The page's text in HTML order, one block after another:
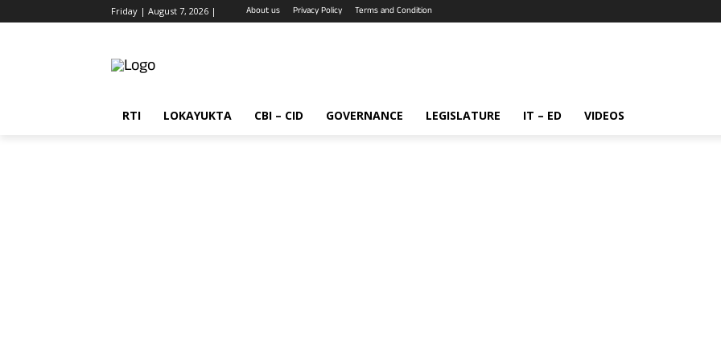
Friday | August 7, 2026 | About us Privacy Policy Terms and Condition
RTI LOKAYUKTA CBI – CID GOVERNANCE LEGISLATURE IT – ED VIDEOS